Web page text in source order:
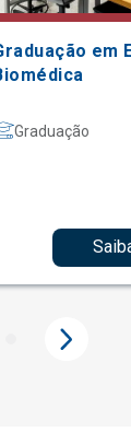
em
Graduação